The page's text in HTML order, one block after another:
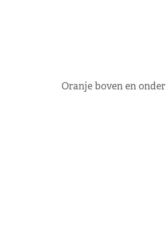
Oranje boven en onder